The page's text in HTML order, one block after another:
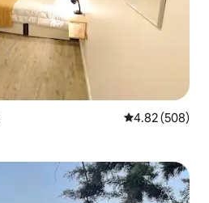
從 508 則評價
4.82 (508)